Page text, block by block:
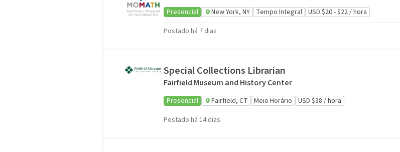
Presencial New York, NY Tempo Integral
USD $20 - $22 / hora
Postado há 7 dias
Special Collections Librarian
Fairfield Museum and History Center
Presencial Fairfield, CT Meio Horário
USD $38 / hora
Postado há 14 dias